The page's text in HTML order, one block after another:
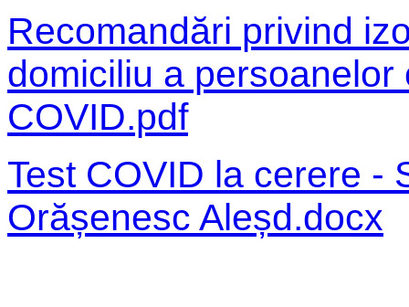
Recomandări privind
domiciliu a persoanelor
COVID.pdf
Test COVID la cerere -
Orășenesc Aleșd.docx